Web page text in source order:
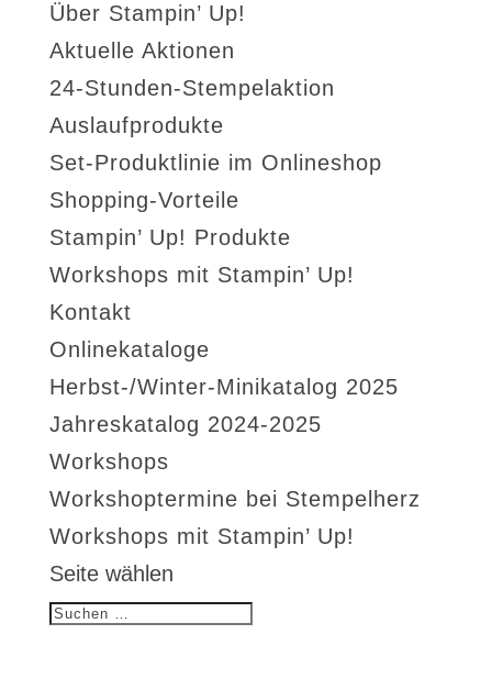
Über Stampin’ Up!
Aktuelle Aktionen
24-Stunden-Stempelaktion
Auslaufprodukte
Set-Produktlinie im Onlineshop
Shopping-Vorteile
Stampin’ Up! Produkte
Workshops mit Stampin’ Up!
Kontakt
Onlinekataloge
Herbst-/Winter-Minikatalog 2025
Jahreskatalog 2024-2025
Workshops
Workshoptermine bei Stempelherz
Workshops mit Stampin’ Up!
Seite wählen